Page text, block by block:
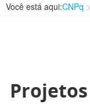
Você está aqui:CNPq